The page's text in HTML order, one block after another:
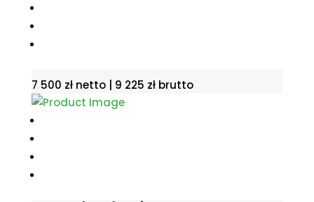
7 500 zł netto | 9 225 złbrutto